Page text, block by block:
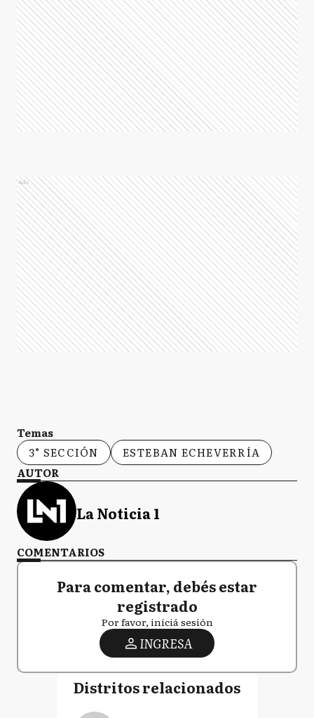
Ads
Temas
3° SECCIÓN
ESTEBAN ECHEVERRÍA
AUTOR
La Noticia 1
COMENTARIOS
Para comentar, debés estar
registrado
Por favor, iniciá sesión
INGRESA
Distritos relacionados